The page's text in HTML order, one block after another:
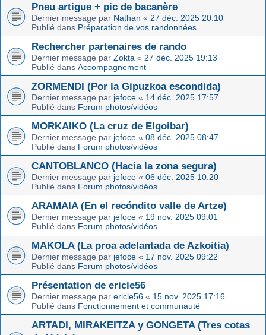
Pneu artigue + pic de bacanère
Dernier message par Nathan « 27 déc. 2025 20:10
Publié dans Préparation de vos randonnées
Rechercher partenaires de rando
Dernier message par Zokta « 27 déc. 2025 19:13
Publié dans Accompagnement
ZORMENDI (Por la Gipuzkoa escondida)
Dernier message par jefoce « 14 déc. 2025 17:57
Publié dans Forum photos/vidéos
MORKAIKO (La cruz de Elgoibar)
Dernier message par jefoce « 08 déc. 2025 08:47
Publié dans Forum photos/vidéos
CANTOBLANCO (Hacia la zona segura)
Dernier message par jefoce « 06 déc. 2025 10:20
Publié dans Forum photos/vidéos
ARAMAIA (En el recóndito valle de Artze)
Dernier message par jefoce « 19 nov. 2025 09:01
Publié dans Forum photos/vidéos
MAKOLA (La proa adelantada de Azkoitia)
Dernier message par jefoce « 17 nov. 2025 09:22
Publié dans Forum photos/vidéos
Présentation de ericle56
Dernier message par ericle56 « 15 nov. 2025 17:16
Publié dans Fonctionnement et communauté
ARTADI, MIRAKEITZA y GONGETA (Tres cotas